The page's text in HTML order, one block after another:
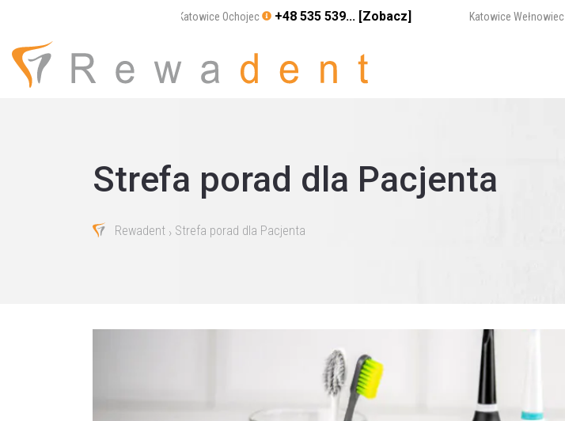
Katowice Wełnowiec
Katowice Ochojec +48 535 539... [Zobacz]
Strefa porad dla Pacjenta
Rewadent › Strefa porad dla Pacjenta